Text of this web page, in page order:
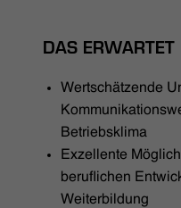
DAS
Wertschätzende
Betriebsklima
Exzellente
beruflichen
Weiterbildung